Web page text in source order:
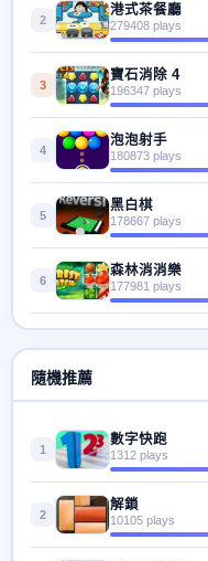
2
港式茶餐廳
279408 plays
3
寶石消除 4
196347 plays
4
泡泡射手
180873 plays
5
黑白棋
178667 plays
6
森林消消樂
177981 plays
隨機推薦
1
數字快跑
1312 plays
2
解鎖
10105 plays